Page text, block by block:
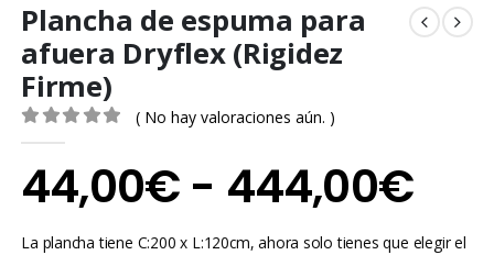
Plancha de espuma para
afuera Dryflex (Rigidez
Firme)
0out of 5
( No hay valoraciones aún. )
44,00€ - 444,00€
de
La plancha tiene C:200 x L:120cm, ahora solo tienes que elegir el